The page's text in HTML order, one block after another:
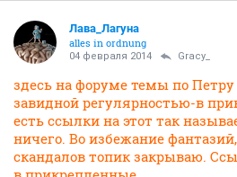
Лава_Лагуна
alles in ordnung
04 февраля 2014 Gracy_
здесь на форуме темы по
завидной регулярностью-в
есть ссылки на этот так
ничего. Во избежание
скандалов топик закрываю.